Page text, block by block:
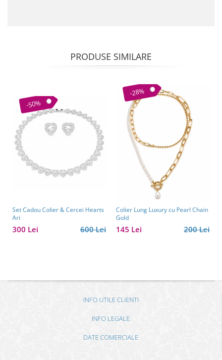
PRODUSE SIMILARE
-50%
Set Cadou Colier & Cercei Hearts
Ari
600 Lei
300 Lei
-28%
Colier Lung Luxury cu Pearl Chain
Gold
200 Lei
145 Lei
INFO UTILE CLIENTI
INFO LEGALE
DATE COMERCIALE